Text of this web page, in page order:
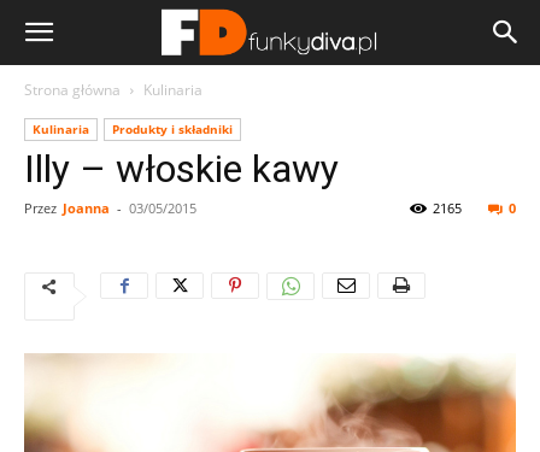
Strona główna Kulinaria
Kulinaria Produkty i składniki
Illy – włoskie kawy
Przez Joanna - 03/05/2015 0
2165